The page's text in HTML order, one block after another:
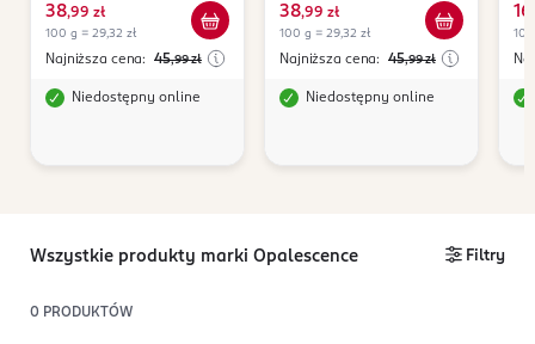
38,99 zł
100 g = 29,32 zł
Najniższa cena: 45,99 zł
Niedostępny online
38,99 zł
100 g = 29,32 zł
Najniższa cena: 45,99 zł
Niedostępny online
16
Wszystkie produkty marki Opalescence Filtry
0 PRODUKTÓW